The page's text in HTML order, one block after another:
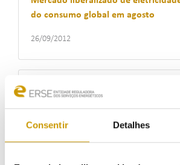
Consentir Detalhes
do consumo global em agosto
26/09/2012
ERSE disponibiliza simulador de